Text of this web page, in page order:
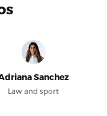
Sanchez
Law and sport